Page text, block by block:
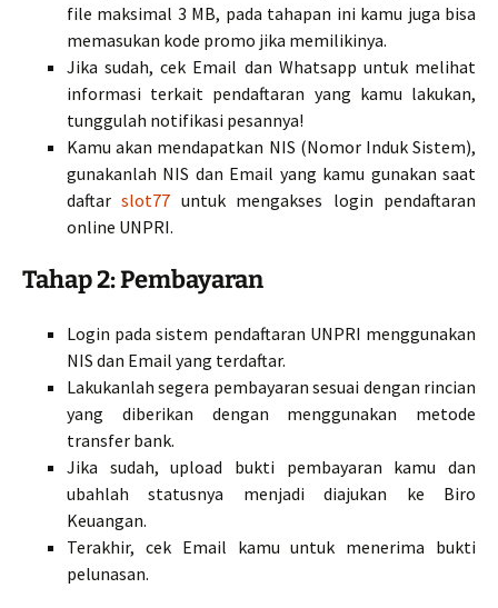
file maksimal 3 MB, pada tahapan ini kamu juga bisa
memasukan kode promo jika memilikinya.
Jika sudah, cek Email dan Whatsapp untuk melihat
informasi terkait pendaftaran yang kamu lakukan,
tunggulah notifikasi pesannya!
Kamu akan mendapatkan NIS (Nomor Induk Sistem),
gunakanlah NIS dan Email yang kamu gunakan saat
daftarslot77 untuk mengakses login pendaftaran
online UNPRI.
Tahap 2: Pembayaran
Login pada sistem pendaftaran UNPRI menggunakan
NIS dan Email yang terdaftar.
Lakukanlah segera pembayaran sesuai dengan rincian
yang diberikan dengan menggunakan metode
transfer bank.
Jika sudah, upload bukti pembayaran kamu dan
ubahlah statusnya menjadi diajukan ke Biro
Keuangan.
Terakhir, cek Email kamu untuk menerima bukti
pelunasan.